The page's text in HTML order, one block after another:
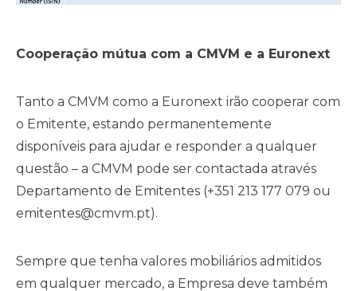
Cooperação mútua com a CMVM e a Euronext
Tanto a CMVM como a Euronext irão cooperar com
o Emitente, estando permanentemente
disponíveis para ajudar e responder a qualquer
questão – a CMVM pode ser contactada através
Departamento de Emitentes (+351 213 177 079 ou
emitentes@cmvm.pt).
Sempre que tenha valores mobiliários admitidos
em qualquer mercado, a Empresa deve também